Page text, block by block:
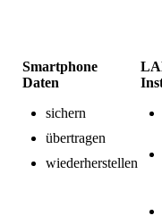
Smartphone
Daten
sichern
übertragen
wiederherstellen